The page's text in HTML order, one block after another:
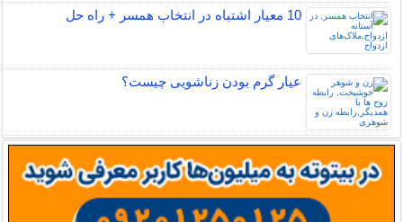
10 معیار اشتباه در انتخاب همسر + راه حل
عیار گرم بودن زناشویی چیست؟